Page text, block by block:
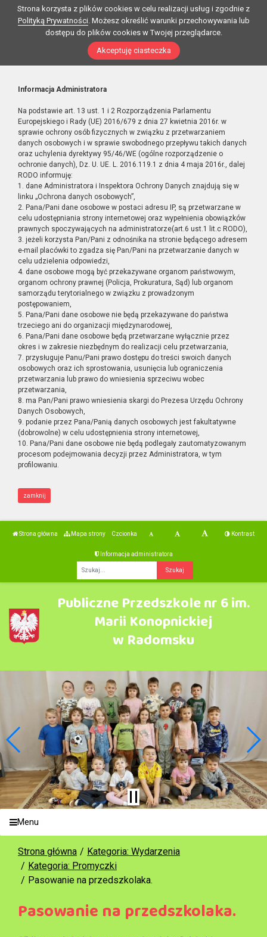
Strona korzysta z plików cookies w celu realizacji usług i zgodnie z
Polityką Prywatności. Możesz określić warunki przechowywania lub
dostępu do plików cookies w Twojej przeglądarce.
Akceptuję ciasteczka
Informacja Administratora
Na podstawie art. 13 ust. 1 i 2 Rozporządzenia Parlamentu
Europejskiego i Rady (UE) 2016/679 z dnia 27 kwietnia 2016r. w
sprawie ochrony osób fizycznych w związku z przetwarzaniem
danych osobowych i w sprawie swobodnego przepływu takich danych
oraz uchylenia dyrektywy 95/46/WE (ogólne rozporządzenie o
ochronie danych), Dz. U. UE. L. 2016.119.1 z dnia 4 maja 2016r., dalej
RODO informuję:
1. dane Administratora i Inspektora Ochrony Danych znajdują się w
linku „Ochrona danych osobowych”,
2. Pana/Pani dane osobowe w postaci adresu IP, są przetwarzane w
celu udostępniania strony internetowej oraz wypełnienia obowiązków
prawnych spoczywających na administratorze(art.6 ust.1 lit.c RODO),
3. jeżeli korzysta Pan/Pani z odnośnika na stronie będącego adresem
e-mail placówki to zgadza się Pan/Pani na przetwarzanie danych w
celu udzielenia odpowiedzi,
4. dane osobowe mogą być przekazywane organom państwowym,
organom ochrony prawnej (Policja, Prokuratura, Sąd) lub organom
samorządu terytorialnego w związku z prowadzonym
postępowaniem,
5. Pana/Pani dane osobowe nie będą przekazywane do państwa
trzeciego ani do organizacji międzynarodowej,
6. Pana/Pani dane osobowe będą przetwarzane wyłącznie przez
okres i w zakresie niezbędnym do realizacji celu przetwarzania,
7. przysługuje Panu/Pani prawo dostępu do treści swoich danych
osobowych oraz ich sprostowania, usunięcia lub ograniczenia
przetwarzania lub prawo do wniesienia sprzeciwu wobec
przetwarzania,
8. ma Pan/Pani prawo wniesienia skargi do Prezesa Urzędu Ochrony
Danych Osobowych,
9. podanie przez Pana/Panią danych osobowych jest fakultatywne
(dobrowolne) w celu udostępnienia strony internetowej,
10. Pana/Pani dane osobowe nie będą podlegały zautomatyzowanym
procesom podejmowania decyzji przez Administratora, w tym
profilowaniu.
zamknij
Strona główna Mapa strony Czcionka Kontrast
Informacja administratora
Publiczne Przedszkole nr 6 im.
Marii Konopnickiej
w Radomsku
Menu
Strona główna
Kategoria: Wydarzenia
Kategoria: Promyczki
Pasowanie na przedszkolaka.
Pasowanie na przedszkolaka.